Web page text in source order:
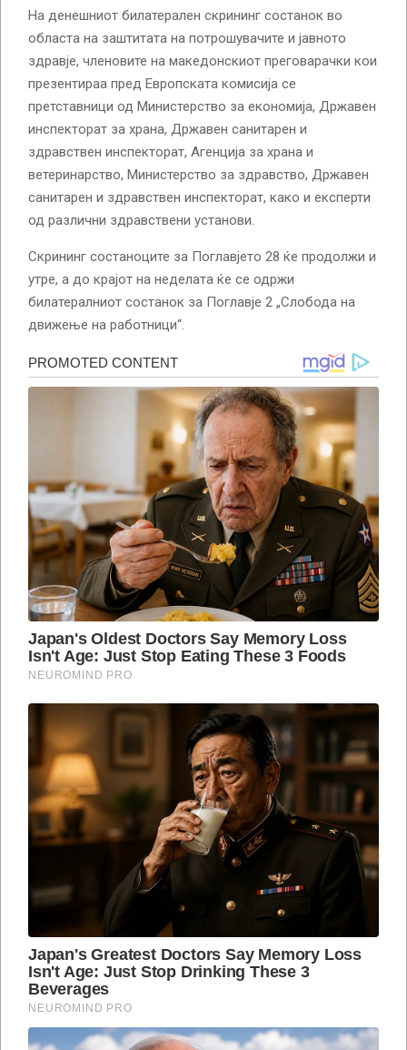
На денешниот билатерален скрининг состанок во
областа на заштитата на потрошувачите и јавното
здравје, членовите на македонскиот преговарачки кои
презентираа пред Европската комисија се
претставници од Министерство за економија, Државен
инспекторат за храна, Државен санитарен и
здравствен инспекторат, Агенција за храна и
ветеринарство, Министерство за здравство, Државен
санитарен и здравствен инспекторат, како и експерти
од различни здравствени установи.
Скрининг состаноците за Поглавјето 28 ќе продолжи и
утре, а до крајот на неделата ќе се одржи
билатералниот состанок за Поглавје 2 „Слобода на
движење на работници“.